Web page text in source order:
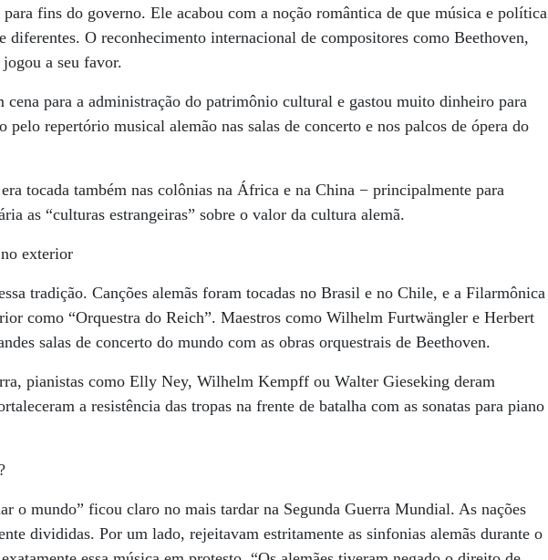
fins do governo. Ele acabou com a noção romântica de que música e política
diferentes. O reconhecimento internacional de compositores como Beethoven,
a seu favor.
cena para a administração do patrimônio cultural e gastou muito dinheiro para
pelo repertório musical alemão nas salas de concerto e nos palcos de ópera do
tocada também nas colônias na África e na China − principalmente para
as “culturas estrangeiras” sobre o valor da cultura alemã.
exterior
tradição. Canções alemãs foram tocadas no Brasil e no Chile, e a Filarmônica
como “Orquestra do Reich”. Maestros como Wilhelm Furtwängler e Herbert
salas de concerto do mundo com as obras orquestrais de Beethoven.
pianistas como Elly Ney, Wilhelm Kempff ou Walter Gieseking deram
a resistência das tropas na frente de batalha com as sonatas para piano
o mundo” ficou claro no mais tardar na Segunda Guerra Mundial. As nações
divididas. Por um lado, rejeitavam estritamente as sinfonias alemãs durante o